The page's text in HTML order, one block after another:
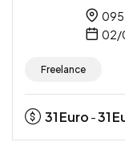
02/
Freelance
31Euro -31